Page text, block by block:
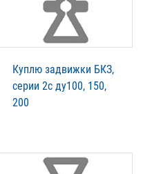
Куплю задвижки БКЗ,
серии 2с ду100, 150,
200